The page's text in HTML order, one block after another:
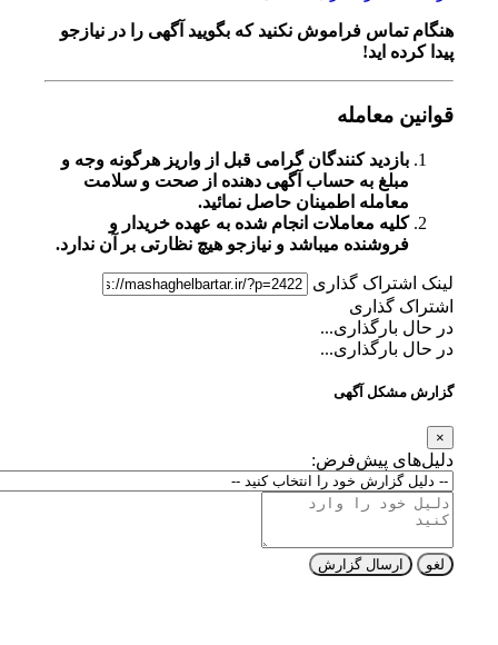
هنگام تماس فراموش نکنید که بگویید آگهی را در نیازجو
پیدا کرده اید!
قوانین معامله
بازدید کنندگان گرامی قبل از واریز هرگونه وجه و
مبلغ به حساب آگهی دهنده از صحت و سلامت
معامله اطمینان حاصل نمائید.
کلیه معاملات انجام شده به عهده خریدار و
فروشنده میباشد و نیازجو هیچ نظارتی بر آن ندارد.
لینک اشتراک گذاری
اشتراک گذاری
در حال بارگذاری...
در حال بارگذاری...
گزارش مشکل آگهی
دلیل‌های پیش‌فرض:
ارسال گزارش